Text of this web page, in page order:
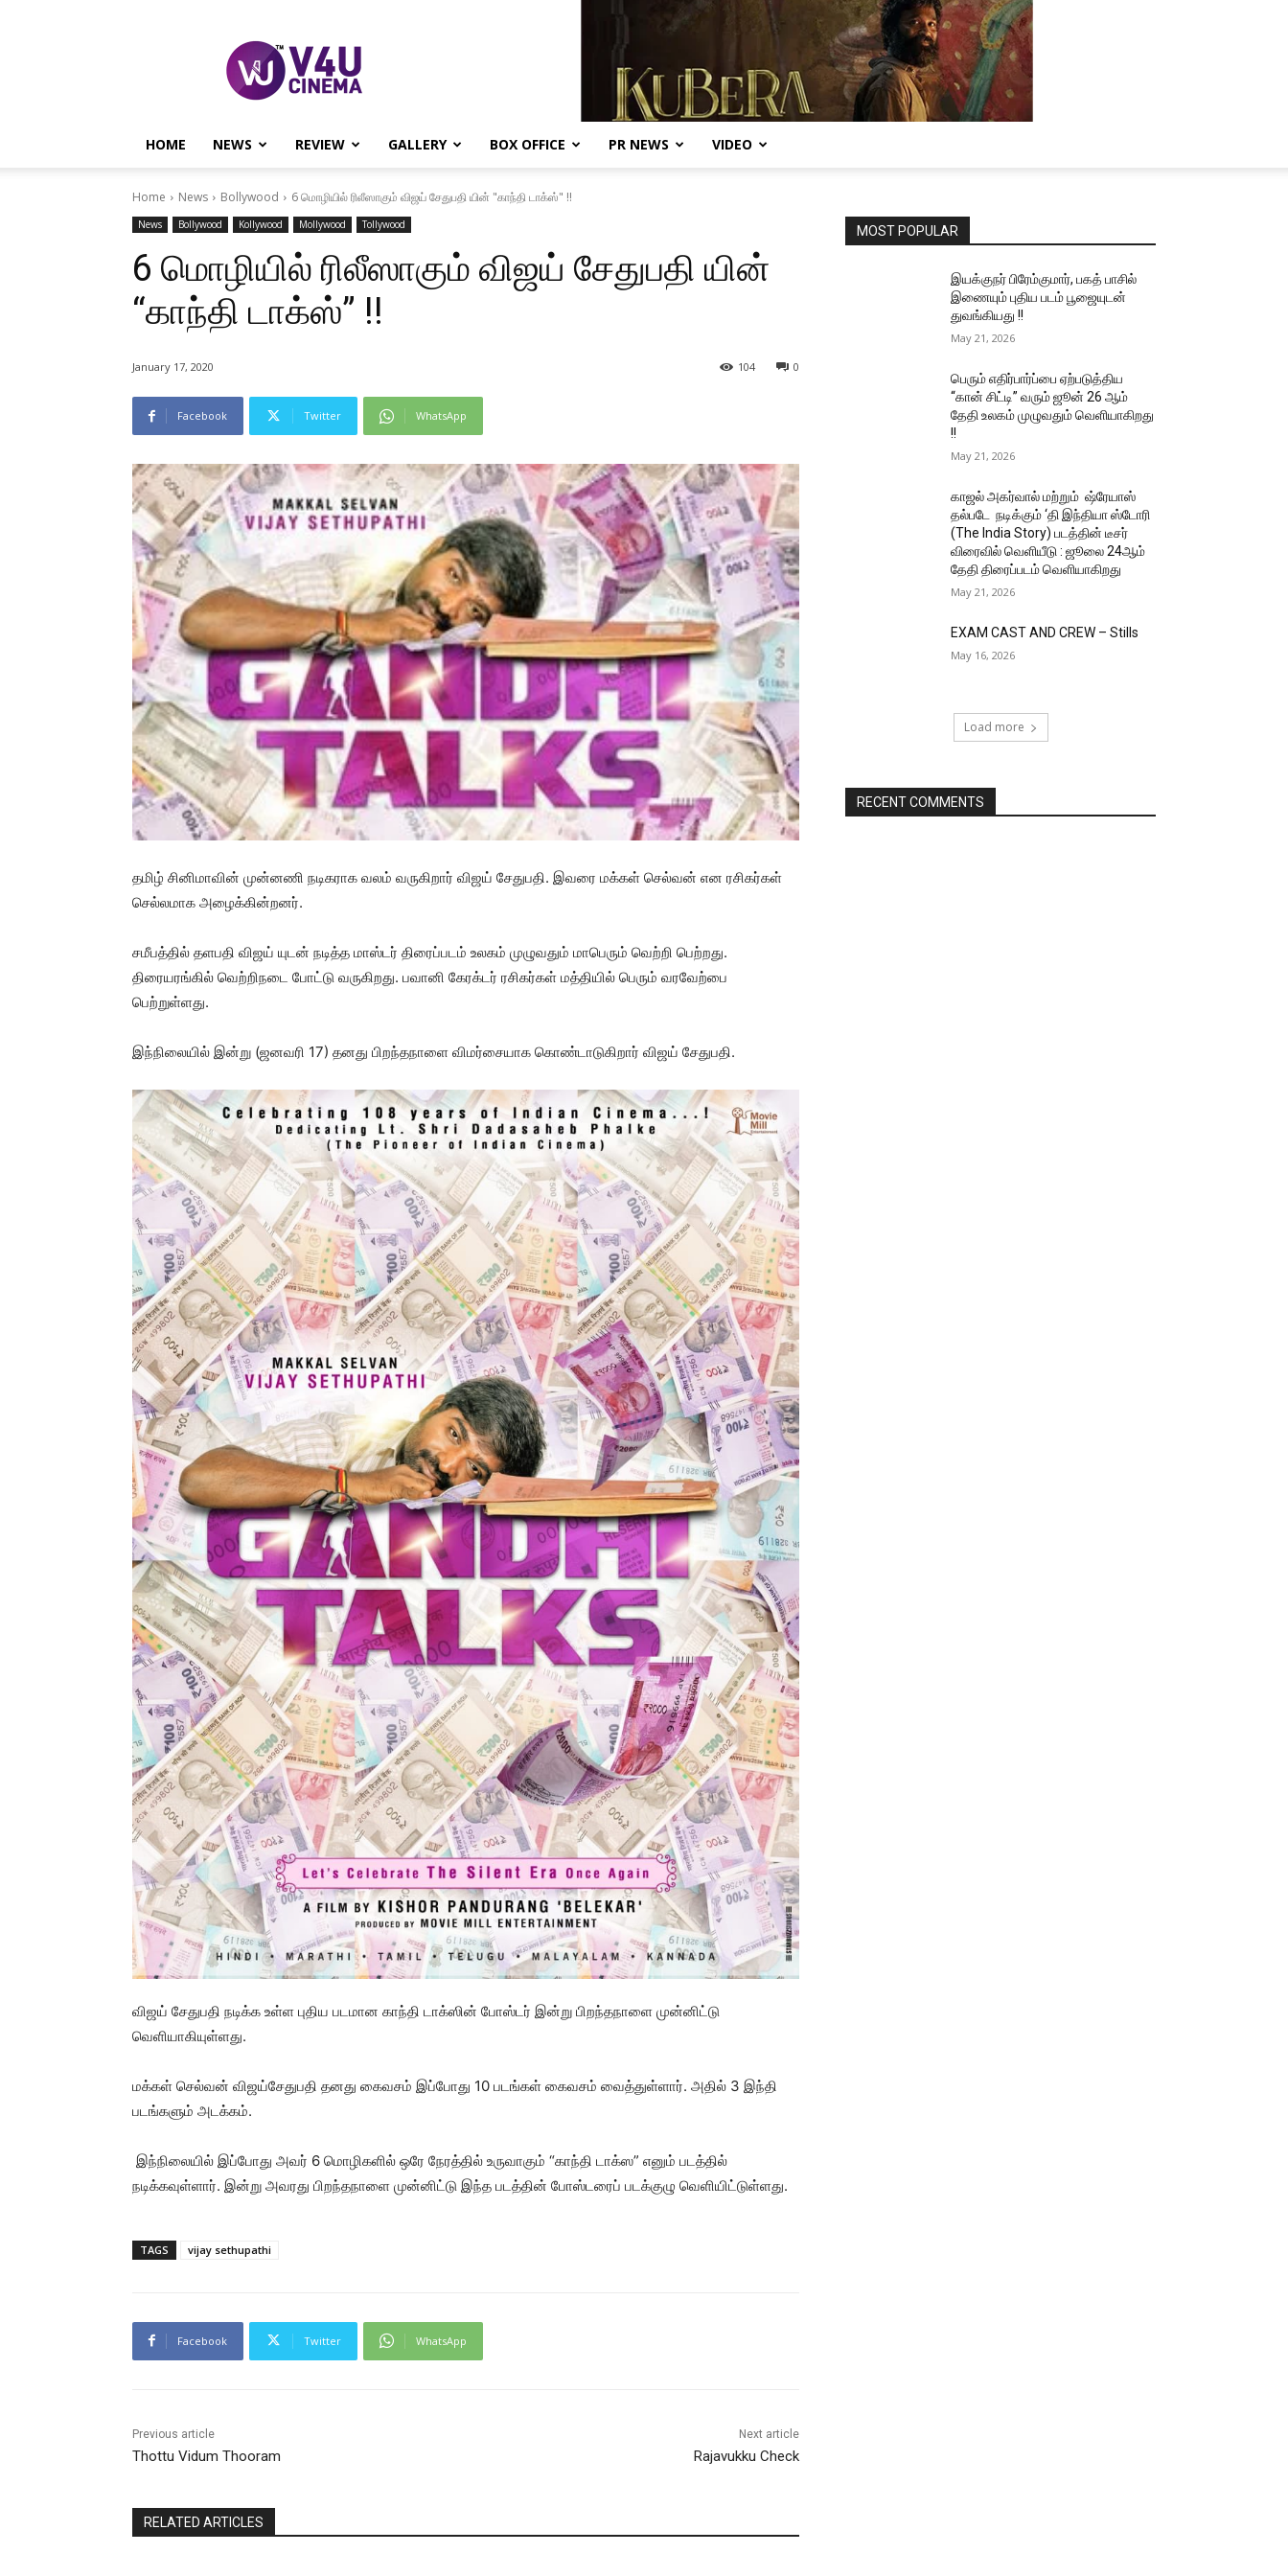
CINEMA
HOME NEWS REVIEW GALLERY BOX OFFICE PR NEWS VIDEO
Home News Bollywood 6 மொழியில் ரிலீஸாகும் விஜய் சேதுபதி யின் "காந்தி டாக்ஸ்" !!
News Bollywood Kollywood Mollywood Tollywood
6 மொழியில் ரிலீஸாகும் விஜய் சேதுபதி யின்
“காந்தி டாக்ஸ்” !!
January 17, 2020 0
104
Facebook Twitter WhatsApp
தமிழ் சினிமாவின் முன்னணி நடிகராக வலம் வருகிறார் விஜய் சேதுபதி. இவரை மக்கள் செல்வன் என ரசிகர்கள்
செல்லமாக அழைக்கின்றனர்.
சமீபத்தில் தளபதி விஜய் யுடன் நடித்த மாஸ்டர் திரைப்படம் உலகம் முழுவதும் மாபெரும் வெற்றி பெற்றது.
திரையரங்கில் வெற்றிநடை போட்டு வருகிறது. பவானி கேரக்டர் ரசிகர்கள் மத்தியில் பெரும் வரவேற்பை
பெற்றுள்ளது.
இந்நிலையில் இன்று (ஜனவரி 17) தனது பிறந்தநாளை விமர்சையாக கொண்டாடுகிறார் விஜய் சேதுபதி.
விஜய் சேதுபதி நடிக்க உள்ள புதிய படமான காந்தி டாக்ஸின் போஸ்டர் இன்று பிறந்தநாளை முன்னிட்டு
வெளியாகியுள்ளது.
மக்கள் செல்வன் விஜய்சேதுபதி தனது கைவசம் இப்போது 10 படங்கள் கைவசம் வைத்துள்ளார். அதில் 3 இந்தி
படங்களும் அடக்கம்.
இந்நிலையில் இப்போது அவர் 6 மொழிகளில் ஒரே நேரத்தில் உருவாகும் “காந்தி டாக்ஸ” எனும் படத்தில்
நடிக்கவுள்ளார். இன்று அவரது பிறந்தநாளை முன்னிட்டு இந்த படத்தின் போஸ்டரைப் படக்குழு வெளியிட்டுள்ளது.
TAGS vijay sethupathi
Facebook Twitter WhatsApp
Previous article
Thottu Vidum Thooram
Next article
Rajavukku Check
RELATED ARTICLES
MOST POPULAR
இயக்குநர் பிரேம்குமார், பகத் பாசில்
இணையும் புதிய படம் பூஜையுடன்
துவங்கியது !!
May 21, 2026
பெரும் எதிர்பார்ப்பை ஏற்படுத்திய
“கான் சிட்டி” வரும் ஜூன் 26 ஆம்
தேதி உலகம் முழுவதும் வெளியாகிறது
!!
May 21, 2026
காஜல் அகர்வால் மற்றும் ஷ்ரேயாஸ்
தல்படே நடிக்கும் ‘தி இந்தியா ஸ்டோரி
(The India Story) படத்தின் டீசர்
விரைவில் வெளியீடு : ஜூலை 24ஆம்
தேதி திரைப்படம் வெளியாகிறது
May 21, 2026
EXAM CAST AND CREW – Stills
May 16, 2026
Load more
RECENT COMMENTS